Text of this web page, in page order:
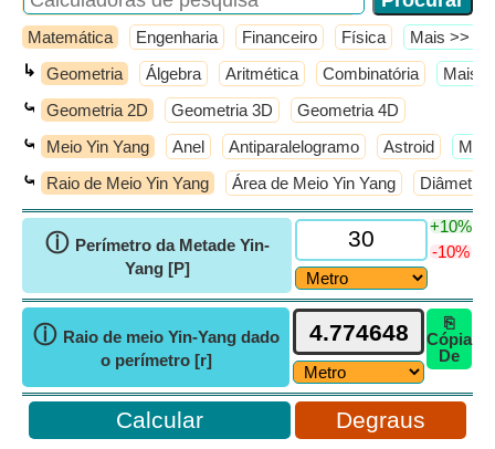
Matemática Engenharia Financeiro Física ​Mais >>
↳ Geometria Álgebra Aritmética Combinatória ​Mais
⤿ Geometria 2D Geometria 3D Geometria 4D
⤿ Meio Yin Yang Anel Antiparalelogramo Astroid
⤿ Raio de Meio Yin Yang Área de Meio Yin Yang Diâmetro
ⓘ Perímetro da Metade Yin-
Yang [P]
+10%
-10%
ⓘ Raio de meio Yin-Yang dado
o perímetro [r]
⎘
Cópia
De
Degraus